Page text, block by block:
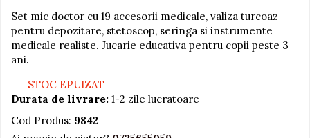
Creative
De plus
Fotolii gonflabile
Jocuri de indemanare
Set mic doctor cu 19 accesorii medicale, valiza turcoaz
pentru depozitare, stetoscop, seringa si instrumente
medicale realiste. Jucarie educativa pentru copii peste 3
ani.
STOC EPUIZAT
Durata de livrare: 1-2 zile lucratoare
Cod Produs: 9842